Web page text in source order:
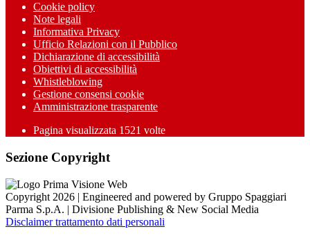
Cookie policy
Note legali
Informativa Privacy
Ufficio Relazioni con il Pubblico
Dichiarazione di accessibilità
Obiettivi di accessibilità
Whistleblowing
Gestione consensi cookie
Amministrazione trasparente
Pagina visualizzata 1521 volte
Sezione Copyright
Copyright 2026 | Engineered and powered by Gruppo Spaggiari
Parma S.p.A. | Divisione Publishing & New Social Media
Disclaimer trattamento dati personali